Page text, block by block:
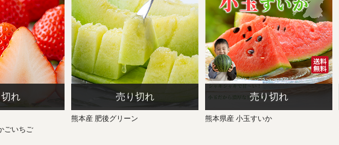
ごいちご
熊本産 肥後グリーン 熊本県産 小玉すいか